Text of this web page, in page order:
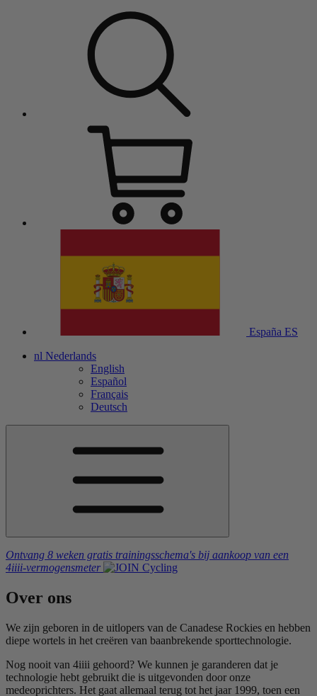
España ES
nl Nederlands
English
Español
Français
Deutsch
Ontvang 8 weken gratis trainingsschema's bij aankoop van een
4iiii-vermogensmeter
Over ons
We zijn geboren in de uitlopers van de Canadese Rockies en hebben
diepe wortels in het creëren van baanbrekende sporttechnologie.
Nog nooit van 4iiii gehoord? We kunnen je garanderen dat je
technologie hebt gebruikt die is uitgevonden door onze
medeoprichters. Het gaat allemaal terug tot het jaar 1999, toen een